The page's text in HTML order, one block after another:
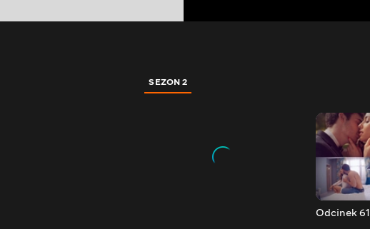
SEZON 2
Odcinek 61